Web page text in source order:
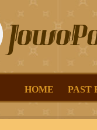
HOME PAST